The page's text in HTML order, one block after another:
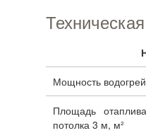
Мощность
Площадь
потолка 3 м, м²